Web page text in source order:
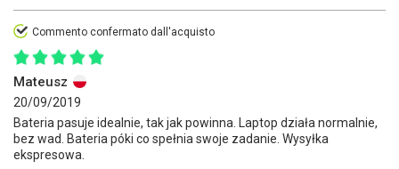
Commento confermato dall'acquisto
Mateusz
20/09/2019
Bateria pasuje idealnie, tak jak powinna. Laptop działa normalnie,
bez wad. Bateria póki co spełnia swoje zadanie. Wysyłka
ekspresowa.